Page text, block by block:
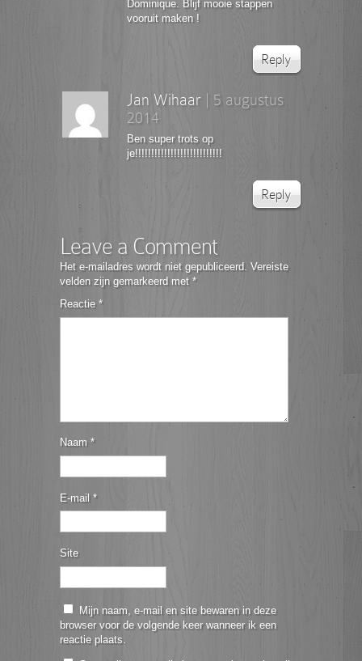
Dominique. Blijf mooie stappen
vooruit maken !
Reply
Jan Wihaar
5 augustus
2014
Ben super trots op
je!!!!!!!!!!!!!!!!!!!!!!!!!!!
Reply
Leave a Comment
Het e-mailadres wordt niet gepubliceerd. Vereiste
velden zijn gemarkeerd met *
Reactie *
Naam *
E-mail *
Site
Mijn naam, e-mail en site bewaren in deze
browser voor de volgende keer wanneer ik een
reactie plaats.